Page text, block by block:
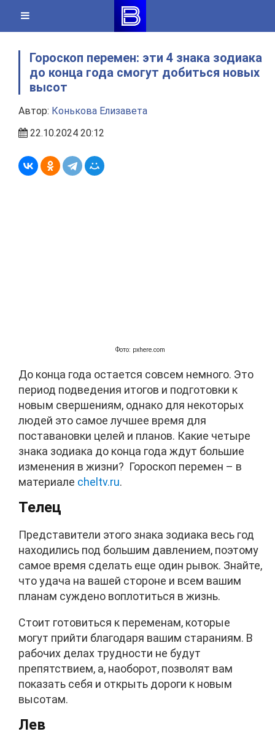
content
Гороскоп перемен: эти 4 знака зодиака
до конца года смогут добиться новых
высот
Автор: Конькова Елизавета
22.10.2024 20:12
Фото: pxhere.com
До конца года остается совсем немного. Это
период подведения итогов и подготовки к
новым свершениям, однако для некоторых
людей это самое лучшее время для
поставановки целей и планов. Какие четыре
знака зодиака до конца года ждут большие
изменения в жизни? Гороскоп перемен – в
материале cheltv.ru.
Телец
Представители этого знака зодиака весь год
находились под большим давлением, поэтому
самое время сделать еще один рывок. Знайте,
что удача на вашей стороне и всем вашим
планам суждено воплотиться в жизнь.
Стоит готовиться к переменам, которые
могут прийти благодаря вашим стараниям. В
рабочих делах трудности не будут
препятствием, а, наоборот, позволят вам
показать себя и открыть дороги к новым
высотам.
Лев